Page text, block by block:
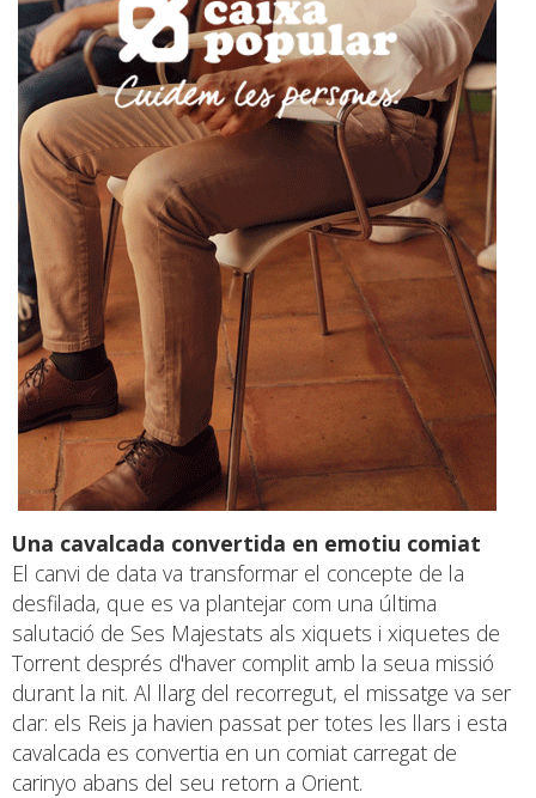
Una cavalcada convertida en emotiu comiat
El canvi de data va transformar el concepte de la
desfilada, que es va plantejar com una última
salutació de Ses Majestats als xiquets i xiquetes de
Torrent després d'haver complit amb la seua missió
durant la nit. Al llarg del recorregut, el missatge va ser
clar: els Reis ja havien passat per totes les llars i esta
cavalcada es convertia en un comiat carregat de
carinyo abans del seu retorn a Orient.